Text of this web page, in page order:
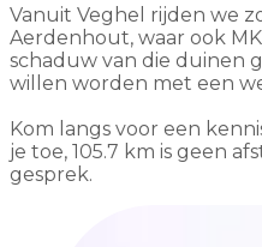
Vanuit Veghel rijden we
Aerdenhout, waar ook
schaduw van die duinen
willen worden met een
Kom langs voor een
je toe, 105.7 km is geen
gesprek.